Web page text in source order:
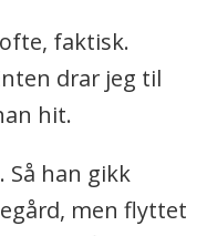
faktisk.
drar jeg til
hit.
Så han gikk
men flyttet